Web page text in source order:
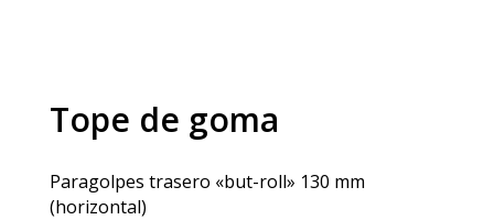
Tope de goma
Paragolpes trasero «but-roll» 130 mm
(horizontal)